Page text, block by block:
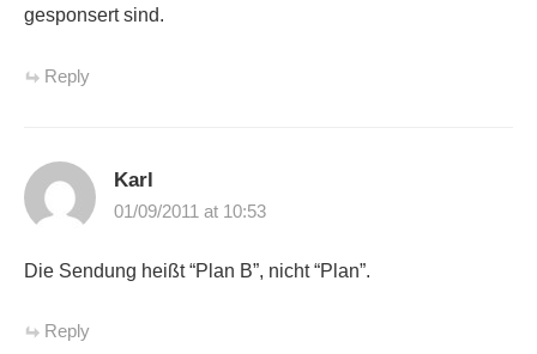
gesponsert sind.
Reply
Karl
01/09/2011 at 10:53
Die Sendung heißt “Plan B”, nicht “Plan”.
Reply